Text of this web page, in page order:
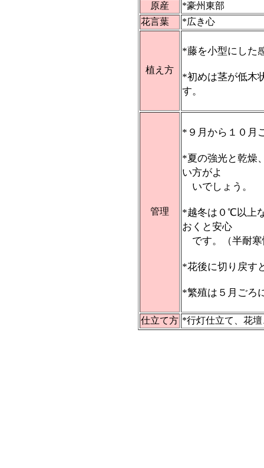
原産
*豪州東部
花言葉
*広き心
植え方
*藤を小型にした
*初めは茎が低木
す。
管理
*９月から１０月
*夏の強光と乾燥
い方がよ
いでしょう。
*越冬は０℃以上
おくと安心
です。（半耐寒
*花後に切り戻す
*繁殖は５月ごろ
仕立て方 *行灯仕立て、花